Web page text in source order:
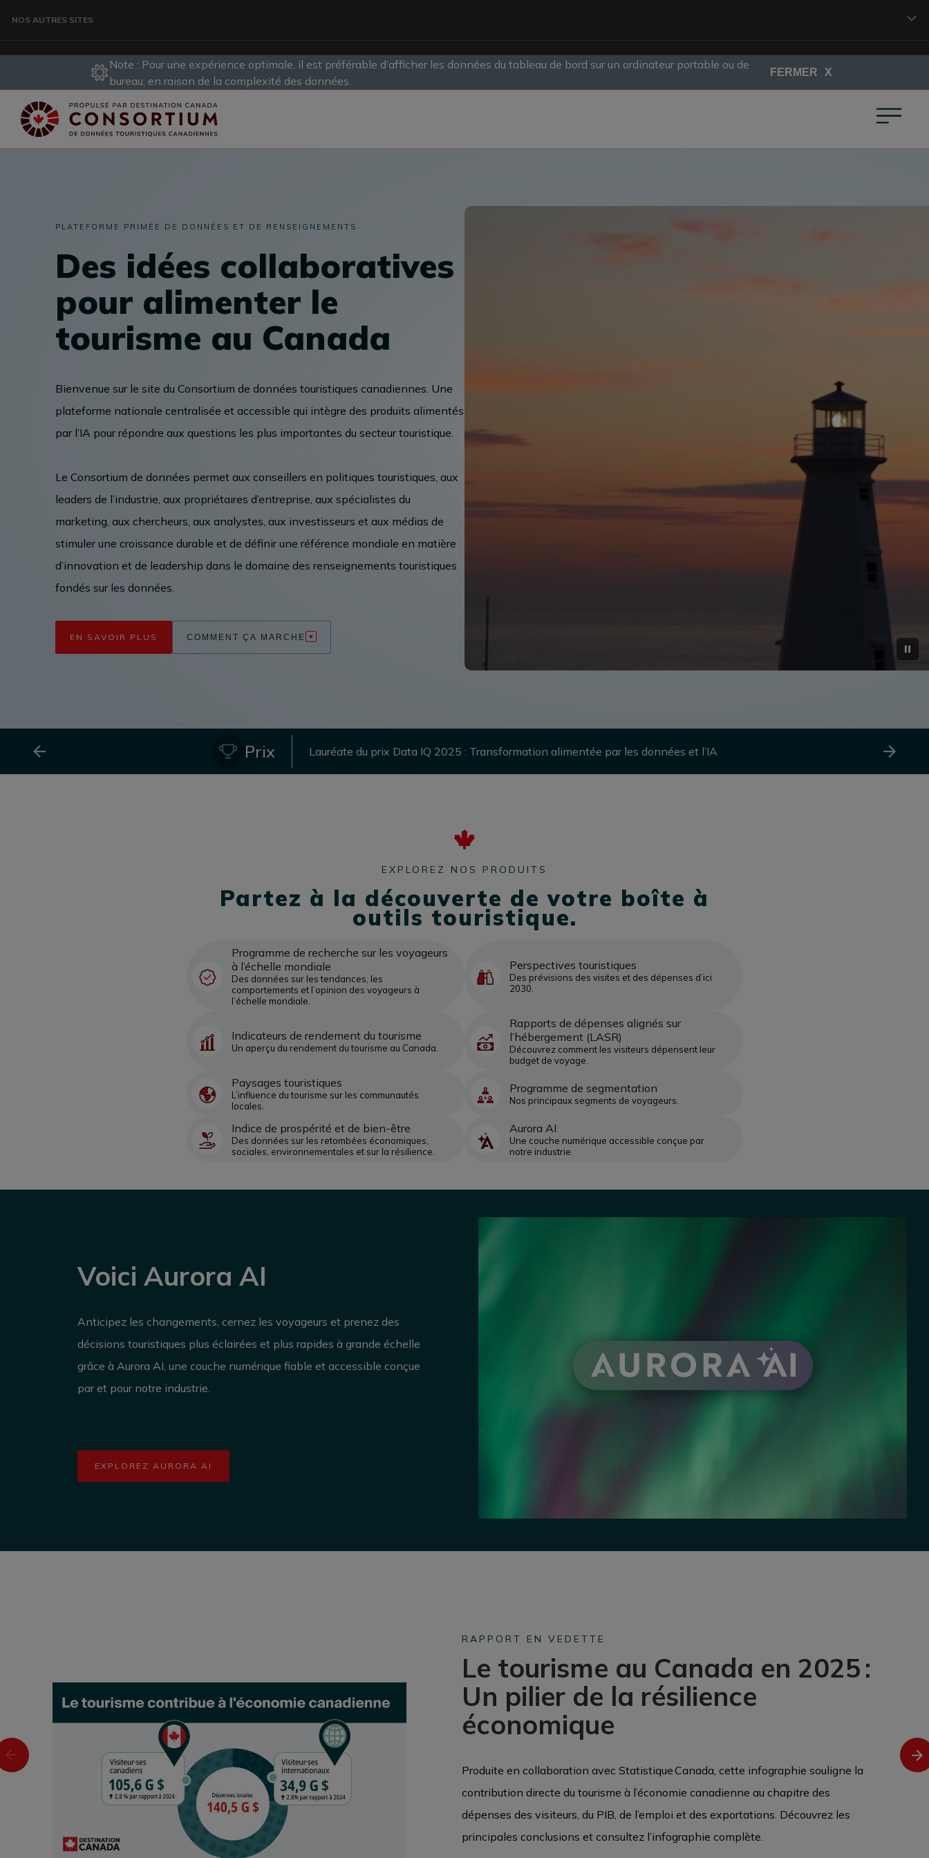
NOS AUTRES SITES
ORGANISME
DÉVELOPPEMENT DES DESTINATIONS
ÉVÉNEMENTS D’AFFAIRES
1
FERMER
Note : Pour une expérience optimale, il est préférable d’afficher les données du tableau de bord sur un ordinateur portable ou de
bureau, en raison de la complexité des données.
PLATEFORME PRIMÉE DE DONNÉES ET DE RENSEIGNEMENTS
Des idées collaboratives
pour alimenter le
tourisme au Canada
Bienvenue sur le site du Consortium de données touristiques canadiennes. Une
plateforme nationale centralisée et accessible qui intègre des produits alimentés
par l’IA pour répondre aux questions les plus importantes du secteur touristique.
Le Consortium de données permet aux conseillers en politiques touristiques, aux
leaders de l’industrie, aux propriétaires d’entreprise, aux spécialistes du
marketing, aux chercheurs, aux analystes, aux investisseurs et aux médias de
stimuler une croissance durable et de définir une référence mondiale en matière
d’innovation et de leadership dans le domaine des renseignements touristiques
fondés sur les données.
EN SAVOIR PLUS COMMENT ÇA MARCHE
Prix Lauréate du prix Data IQ 2025 : Transformation alimentée par les données et l’IA
EXPLOREZ NOS PRODUITS
Partez à la découverte de votre boîte à
outils touristique.
Programme de recherche sur les voyageurs
à l’échelle mondiale
Des données sur les tendances, les
comportements et l’opinion des voyageurs à
l’échelle mondiale.
Perspectives touristiques
Des prévisions des visites et des dépenses d’ici
2030.
Indicateurs de rendement du tourisme
Un aperçu du rendement du tourisme au Canada.
Rapports de dépenses alignés sur
l’hébergement (LASR)
Découvrez comment les visiteurs dépensent leur
budget de voyage.
Paysages touristiques
L’influence du tourisme sur les communautés
locales.
Programme de segmentation
Nos principaux segments de voyageurs.
Indice de prospérité et de bien-être
Des données sur les retombées économiques,
sociales, environnementales et sur la résilience.
Aurora AI
Une couche numérique accessible conçue par
notre industrie.
Voici Aurora AI
Anticipez les changements, cernez les voyageurs et prenez des
décisions touristiques plus éclairées et plus rapides à grande échelle
grâce à Aurora AI, une couche numérique fiable et accessible conçue
par et pour notre industrie.
EXPLOREZ AURORA AI
RAPPORT EN VEDETTE
Le tourisme au Canada en 2025 :
Un pilier de la résilience
économique
Produite en collaboration avec Statistique Canada, cette infographie souligne la
contribution directe du tourisme à l’économie canadienne au chapitre des
dépenses des visiteurs, du PIB, de l’emploi et des exportations. Découvrez les
principales conclusions et consultez l’infographie complète.